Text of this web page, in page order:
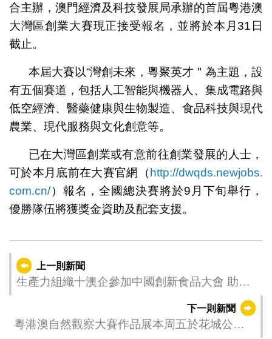
合主辦，澳門經濟及科技發展局承辦的首屆粵港澳
大灣區創業大賽現正接受報名，並將於本月31日
截止。
本屆大賽以“灣創未來，粵聚英才＂為主題，設
有五個賽道，包括人工智能與機器人、集成電路與
低空經濟、醫藥健康與生物製造、食品科技與現代
農業、現代服務與文化創意等。
已在大灣區創業或有意前往創業發展的人士，
可於本月底前在大賽官網（ http://dwqds.newjobs.
com.cn/）報名，全國總決賽將於9月下旬舉行，
優勝隊伍將獲獎金資助及配套支援。
上一則新聞
生產力組織十澳企參加中國創新食品大會 助企
下一則新聞
粵港澳自然觀察大賽作品展本周五於花城公園